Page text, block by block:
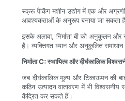
स्क्रू पैकिंग मशीन उद्योग में एक और अग्रणी
आवश्यकताओं के अनुरूप बनाया जा सकता है।
इसके अलावा, निर्माता बी को अनुकूलन और
हैं। व्यक्तिगत ध्यान और अनुकूलित समाधान
निर्माता C: स्थायित्व और दीर्घकालिक
जब दीर्घकालिक मूल्य और टिकाऊपन की
कठिन उत्पादन वातावरण में भी
केंद्रित कर सकते हैं।